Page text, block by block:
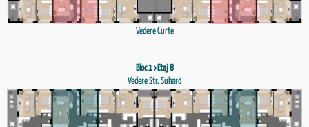
Vedere Curte
Bloc 1 › Etaj 8
Vedere Str. Suhard